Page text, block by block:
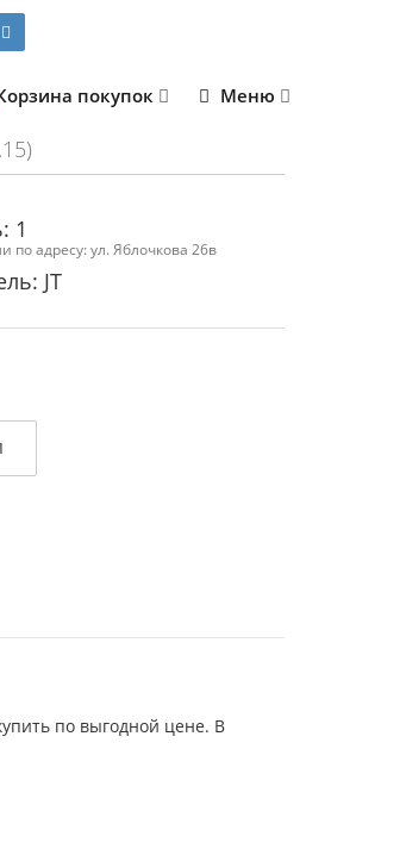
покупок Меню
1
по адресу: ул. Яблочкова 26в
JT
по выгодной цене. В